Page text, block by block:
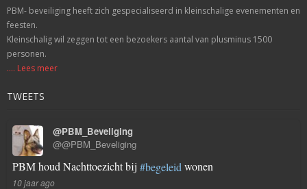
PBM- beveiliging heeft zich gespecialiseerd in kleinschalige evenementen en
feesten.
Kleinschalig wil zeggen tot een bezoekers aantal van plusminus 1500
personen.
.... Lees meer
TWEETS
@PBM_Beveliging
@@PBM_Beveliging
PBM houd Nachttoezicht bij #begeleid wonen
10 jaar ago